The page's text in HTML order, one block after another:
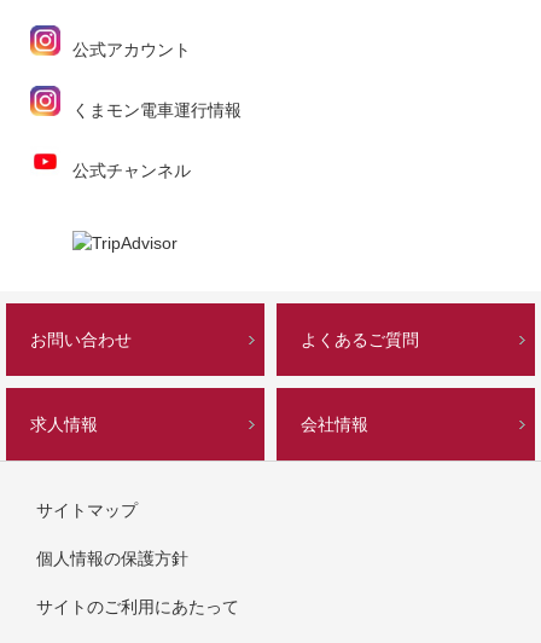
公式アカウント
くまモン電車運行情報
公式チャンネル
お問い合わせ よくあるご質問
求人情報 会社情報
サイトマップ
個人情報の保護方針
サイトのご利用にあたって